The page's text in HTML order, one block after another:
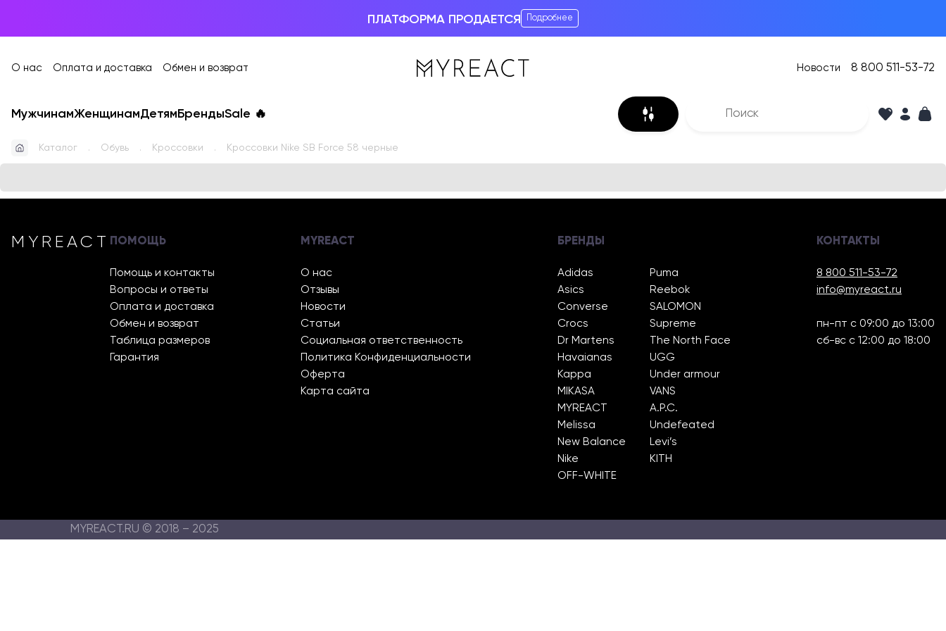
ПЛАТФОРМА ПРОДАЕТСЯ Подробнее
О нас Оплата и доставка Обмен и возврат Новости 8 800 511-53-72
МужчинамЖенщинамДетям БрендыSale 🔥
Каталог Обувь Кроссовки Кроссовки Nike SB Force 58 черные
MYREACT ПОМОЩЬ
Помощь и контакты
Вопросы и ответы
Оплата и доставка
Обмен и возврат
Таблица размеров
Гарантия
MYREACT
О нас
Отзывы
Новости
Статьи
Социальная ответственность
Политика Конфиденциальности
Оферта
Карта сайта
БРЕНДЫ
Adidas
Asics
Converse
Crocs
Dr Martens
Havaianas
Kappa
MIKASA
MYREACT
Melissa
New Balance
Nike
OFF-WHITE
Puma
Reebok
SALOMON
Supreme
The North Face
UGG
Under armour
VANS
A.P.C.
Undefeated
Levi’s
KITH
КОНТАКТЫ
8 800 511-53-72
info@myreact.ru
пн-пт с 09:00 до 13:00
сб-вс с 12:00 до 18:00
MYREACT.RU © 2018 – 2025